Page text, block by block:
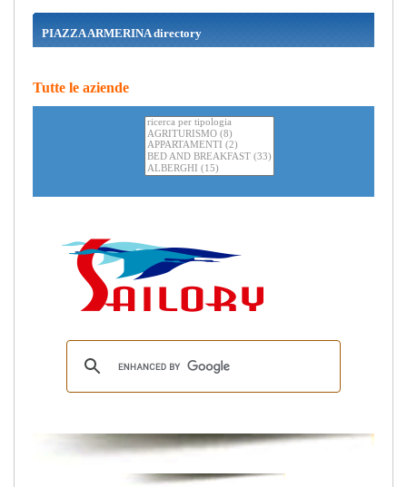
PIAZZA ARMERINA directory
Tutte le aziende